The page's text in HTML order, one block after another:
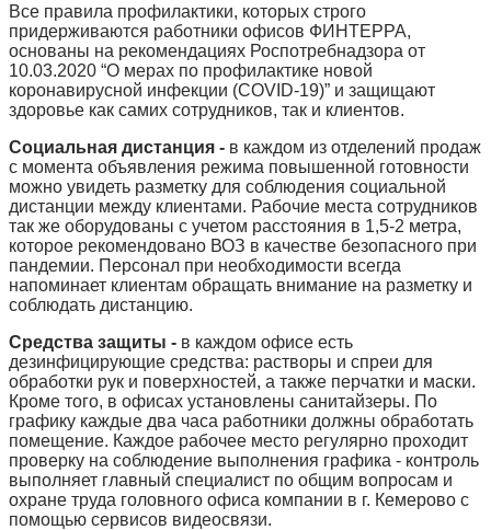
Все правила профилактики, которых строго
придерживаются работники офисов ФИНТЕРРА,
основаны на рекомендациях Роспотребнадзора от
10.03.2020 “О мерах по профилактике новой
коронавирусной инфекции (COVID-19)” и защищают
здоровье как самих сотрудников, так и клиентов.
Социальная дистанция - в каждом из отделений продаж
с момента объявления режима повышенной готовности
можно увидеть разметку для соблюдения социальной
дистанции между клиентами. Рабочие места сотрудников
так же оборудованы с учетом расстояния в 1,5-2 метра,
которое рекомендовано ВОЗ в качестве безопасного при
пандемии. Персонал при необходимости всегда
напоминает клиентам обращать внимание на разметку и
соблюдать дистанцию.
Средства защиты - в каждом офисе есть
дезинфицирующие средства: растворы и спреи для
обработки рук и поверхностей, а также перчатки и маски.
Кроме того, в офисах установлены санитайзеры. По
графику каждые два часа работники должны обработать
помещение. Каждое рабочее место регулярно проходит
проверку на соблюдение выполнения графика - контроль
выполняет главный специалист по общим вопросам и
охране труда головного офиса компании в г. Кемерово с
помощью сервисов видеосвязи.